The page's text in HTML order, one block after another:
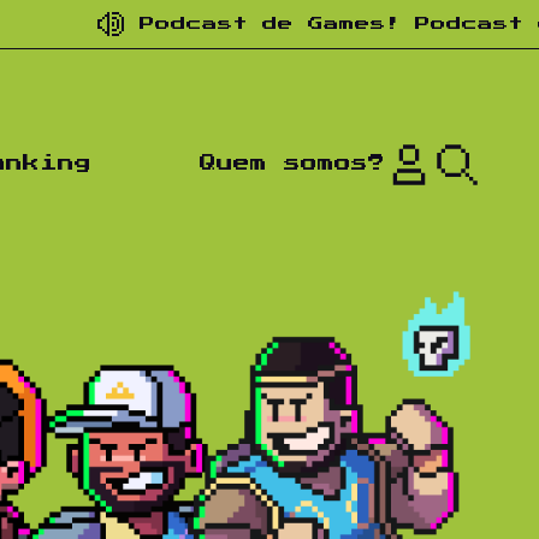
de Games! Podcast de
Quem somos?